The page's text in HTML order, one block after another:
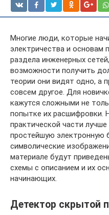
Многие люди, которые
электричества и основам
раздела инженерных
возможности получить
теории они видят одно, а
совсем другое. Для
кажутся сложными не
попытке их расшифровки.
практической части
простейшую электронную
символические
материале будут
схемы с описанием и их
начинающих.
Детектор скрытой